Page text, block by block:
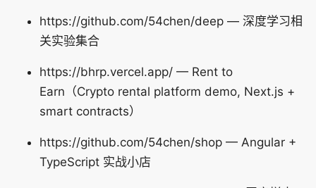
https://github.com/54chen/deep — 深度学习相
关实验集合
https://bhrp.vercel.app/ — Rent to
Earn（Crypto rental platform demo, Next.js +
smart contracts）
https://github.com/54chen/shop — Angular +
TypeScript 实战小店